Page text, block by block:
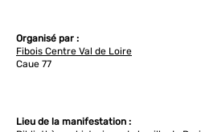
Organisé par :
Fibois Centre Val de Loire
Caue 77
Lieu de la manifestation :